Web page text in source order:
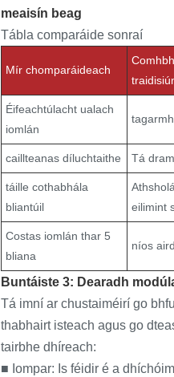
meaisín beag
Tábla comparáide sonraí
Mír chomparáideach
Éifeachtúlacht ualach
iomlán
caillteanas díluchtaithe Tá
táille cothabhála
bliantúil
eilimint
Costas iomlán thar 5
bliana
níos
Buntáiste 3: Dearadh
Tá imní ar chustaiméirí go
thabhairt isteach agus go
tairbhe dhíreach:
■ Iompar: Is féidir é a